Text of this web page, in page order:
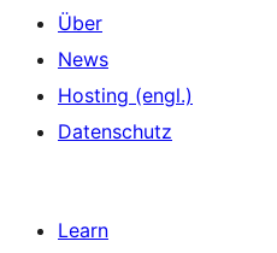
Über
News
Hosting (engl.)
Datenschutz
Learn